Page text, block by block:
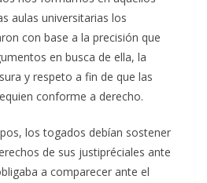
aulas universitarias los
con base a la precisión que
en busca de ella, la
y respeto a fin de que las
conforme a derecho.
los togados debían sostener
de sus justipréciales ante
a comparecer ante el